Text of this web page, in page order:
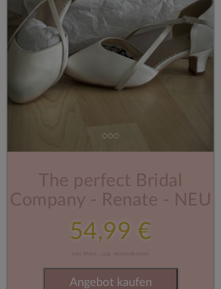
The perfect Bridal
Company - Renate - NEU
54,99 €
inkl. Mwst., zzgl. Versandkosten
Angebot kaufen